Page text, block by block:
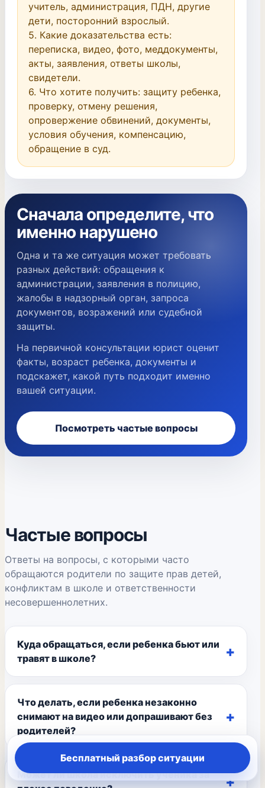
учитель, администрация, ПДН, другие
дети, посторонний взрослый.
5. Какие доказательства есть:
переписка, видео, фото, меддокументы,
акты, заявления, ответы школы,
свидетели.
6. Что хотите получить: защиту ребенка,
проверку, отмену решения,
опровержение обвинений, документы,
условия обучения, компенсацию,
обращение в суд.
Сначала определите, что
именно нарушено
Одна и та же ситуация может требовать
разных действий: обращения к
администрации, заявления в полицию,
жалобы в надзорный орган, запроса
документов, возражений или судебной
защиты.
На первичной консультации юрист оценит
факты, возраст ребенка, документы и
подскажет, какой путь подходит именно
вашей ситуации.
Посмотреть частые вопросы
Частые вопросы
Ответы на вопросы, с которыми часто
обращаются родители по защите прав детей,
конфликтам в школе и ответственности
несовершеннолетних.
Куда обращаться, если ребенка бьют или
травят в школе?
Что делать, если ребенка незаконно
снимают на видео или допрашивают без
родителей?
Может ли школа исключить ученика за
Бесплатный разбор ситуации